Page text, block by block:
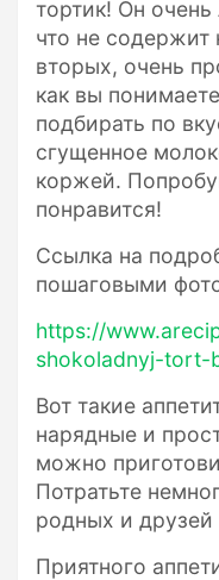
тортик! Он
что не содержит
вторых, очень
как вы
подбирать по
сгущенное
коржей.
понравится!
Ссылка на
пошаговыми
https://
shokoladnyj-tort-
Вот такие
нарядные и
можно
Потратьте
родных и
Приятного